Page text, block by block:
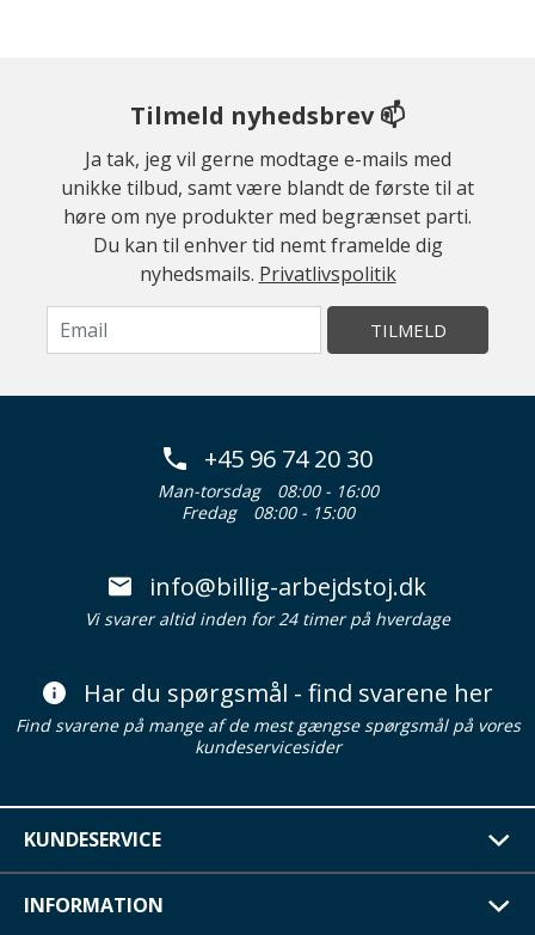
Tilmeld nyhedsbrev 📫
Ja tak, jeg vil gerne modtage e-mails med
unikke tilbud, samt være blandt de første til at
høre om nye produkter med begrænset parti.
Du kan til enhver tid nemt framelde dig
nyhedsmails. Privatlivspolitik
TILMELD
+45 96 74 20 30
Man-torsdag
08:00 - 16:00
Fredag
08:00 - 15:00
info@billig-arbejdstoj.dk
Vi svarer altid inden for 24 timer på hverdage
Har du spørgsmål - find svarene her
Find svarene på mange af de mest gængse spørgsmål på vores
kundeservicesider
KUNDESERVICE
INFORMATION